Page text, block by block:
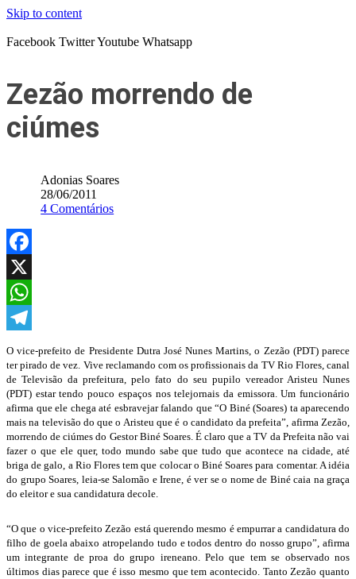
Skip to content
Facebook TwitterYoutube Whatsapp
Zezão morrendo de
ciúmes
Adonias Soares
28/06/2011
4 Comentários
Facebook
X
WhatsApp
O vice-prefeito de Presidente Dutra José Nunes Martins, o Zezão (PDT) parece
ter pirado de vez. Vive reclamando com os profissionais da TV Rio Flores, canal
de Televisão da prefeitura, pelo fato do seu pupilo vereador Aristeu Nunes
(PDT) estar tendo pouco espaços nos telejornais da emissora. Um funcionário
afirma que ele chega até esbravejar falando que “O Biné (Soares) ta aparecendo
mais na televisão do que o Aristeu que é o candidato da prefeita”, afirma Zezão,
morrendo de ciúmes do Gestor Biné Soares. É claro que a TV da Prefeita não vai
fazer o que ele quer, todo mundo sabe que tudo que acontece na cidade, até
briga de galo, a Rio Flores tem que colocar o Biné Soares para comentar. A idéia
do grupo Soares, leia-se Salomão e Irene, é ver se o nome de Biné caia na graça
do eleitor e sua candidatura decole.
“O que o vice-prefeito Zezão está querendo mesmo é empurrar a candidatura do
filho de goela abaixo atropelando tudo e todos dentro do nosso grupo”, afirma
um integrante de proa do grupo ireneano. Pelo que tem se observado nos
últimos dias parece que é isso mesmo que tem acontecido. Tanto Zezão quanto